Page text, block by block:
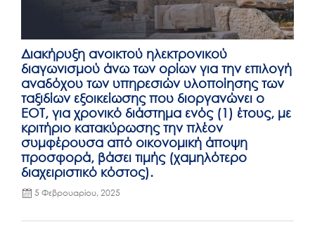
Διακήρυξη ανοικτού ηλεκτρονικού
διαγωνισμού άνω των ορίων για την επιλογή
αναδόχου των υπηρεσιών υλοποίησης των
ταξιδίων εξοικείωσης που διοργανώνει ο
ΕΟΤ, για χρονικό διάστημα ενός (1) έτους, με
κριτήριο κατακύρωσης την πλέον
συμφέρουσα από οικονομική άποψη
προσφορά, βάσει τιμής (χαμηλότερο
διαχειριστικό κόστος).
5 Φεβρουαρίου, 2025